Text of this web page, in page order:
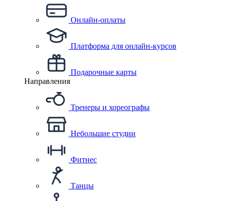
Онлайн-оплаты
Платформа для онлайн-курсов
Подарочные карты
Направления
Тренеры и хореографы
Небольшие студии
Фитнес
Танцы